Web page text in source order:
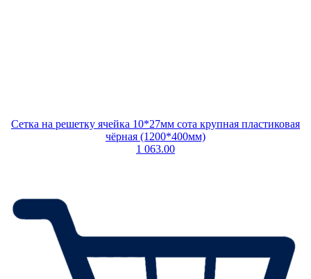
Сетка на решетку ячейка 10*27мм сота крупная пластиковая
чёрная (1200*400мм)
1 063.00